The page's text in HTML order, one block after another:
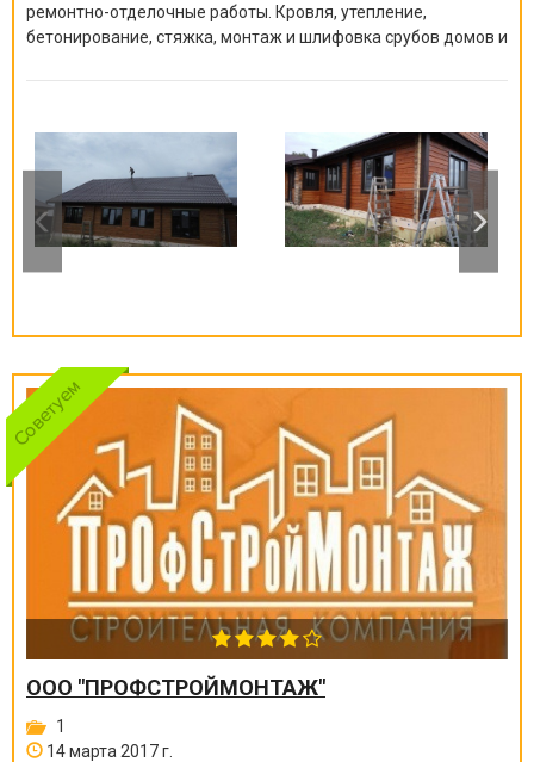
ремонтно-отделочные работы. Кровля, утепление,
бетонирование, стяжка, монтаж и шлифовка срубов домов и
другое.
ООО "ПРОФСТРОЙМОНТАЖ"
1
14 марта 2017 г.